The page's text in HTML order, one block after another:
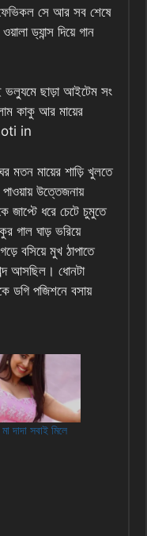
ফেভিকল সে আর সব শেষে
ড্যান্স দিয়ে গান
ভল্যুমে ছাড়া আইটেম সং
কাকু আর মায়ের
in
মতন মায়ের শাড়ি খুলতে
উত্তেজনায়
জাপ্টে ধরে চেটে চুমুতে
গাল ঘাড় ভরিয়ে
বসিয়ে মুখ ঠাপাতে
আসছিল। ধোনটা
ডগি পজিশনে বসায়
দাদা সবাই মিলে